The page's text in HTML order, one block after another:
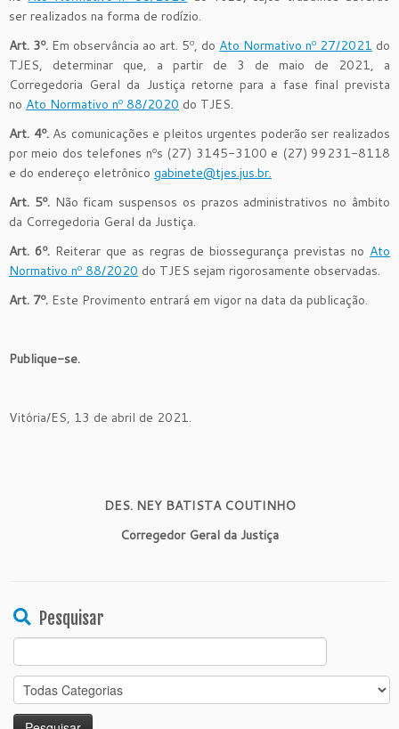
ser realizados na forma de rodízio.
Art. 3º. Em observância ao art. 5º, do Ato Normativo nº 27/2021 do
TJES, determinar que, a partir de 3 de maio de 2021, a
Corregedoria Geral da Justiça retorne para a fase final prevista
no Ato Normativo nº 88/2020 do TJES.
Art. 4º.As comunicações e pleitos urgentes poderão ser realizados
por meio dos telefones nºs (27) 3145-3100 e (27) 99231-8118
e do endereço eletrônico gabinete@tjes.jus.br.
Art. 5º. Não ficam suspensos os prazos administrativos no âmbito
da Corregedoria Geral da Justiça.
Art. 6º. Reiterar que as regras de biossegurança previstas no Ato
Normativo nº 88/2020 do TJES sejam rigorosamente observadas.
Art. 7º. Este Provimento entrará em vigor na data da publicação.
Publique-se.
Vitória/ES, 13 de abril de 2021.
DES. NEY BATISTA COUTINHO
Corregedor Geral da Justiça
Pesquisar
Search
for: